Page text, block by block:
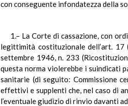
con conseguente infondatezza della
1.– La Corte di cassazione, con
legittimità costituzionale dell’art.
settembre 1946, n. 233
questa norma violerebbe i suindicati
sanitarie (di seguito: Commissione
effettivi e supplenti che, nel caso di
l’eventuale giudizio di rinvio davanti